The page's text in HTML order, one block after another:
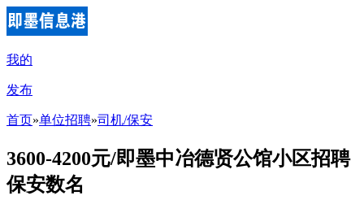
我的
发布
首页»单位招聘»司机/保安
3600-4200元/即墨中冶德贤公馆小区招聘
保安数名